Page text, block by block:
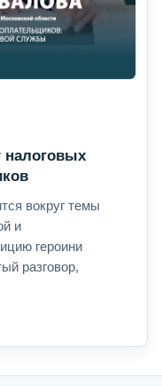
налоговых
вокруг темы
и
героини
разговор,